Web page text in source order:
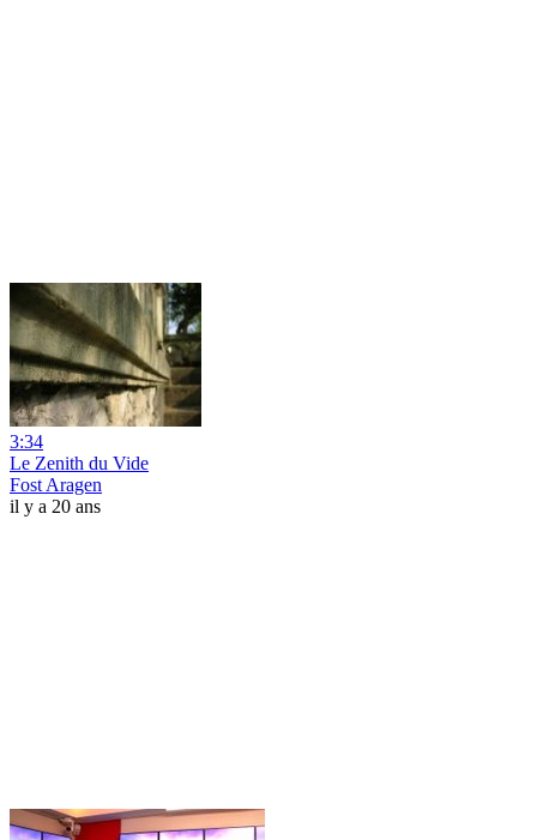
3:34
Le Zenith du Vide
Fost Aragen
il y a 20 ans